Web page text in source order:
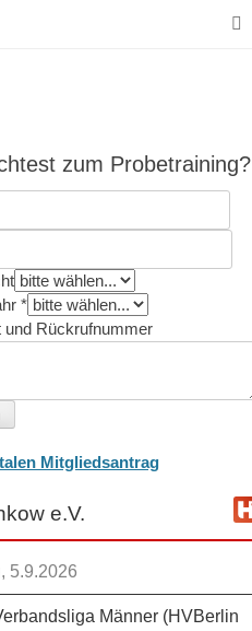
zum Probetraining?
*
und Rückrufnummer
Mitgliedsantrag
e.V.
5.9.2026
Männer (HVBerlin